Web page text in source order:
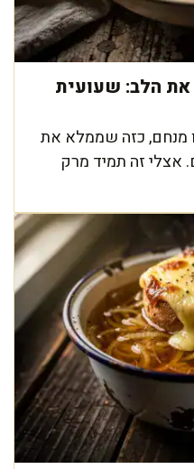
הלב: שעועית
מנחם, כזה שממלא את
אצלי זה תמיד מרק